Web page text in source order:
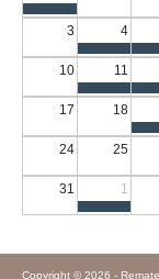
3 4
10 11
17 18
24 25
31 1
Copyright © 2026 -